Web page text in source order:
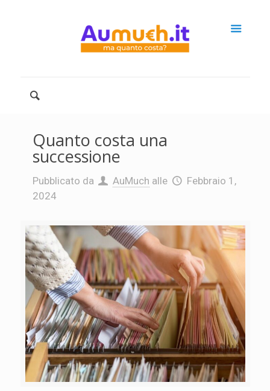
Quanto costa una
successione
Pubblicato da AuMuch alle
Febbraio 1,
2024